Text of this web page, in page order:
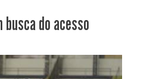
busca do acesso